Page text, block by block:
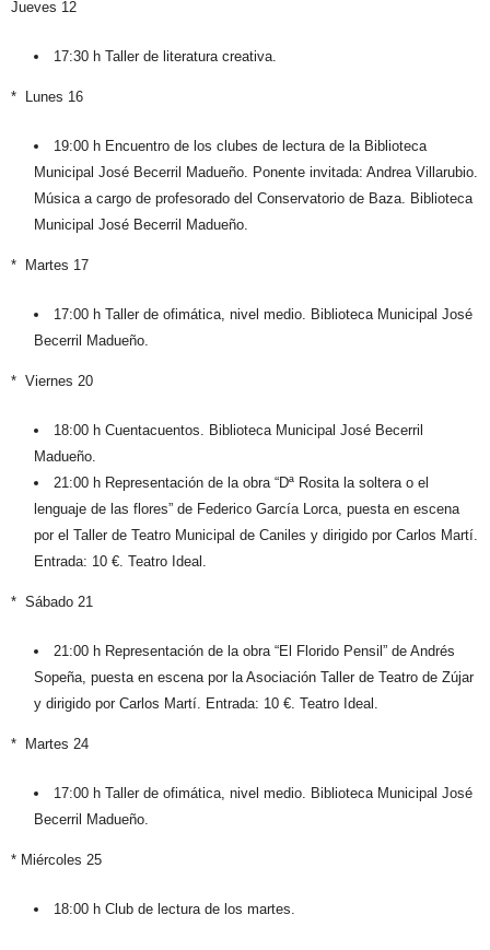
Jueves 12
17:30 h Taller de literatura creativa.
* Lunes 16
19:00 h Encuentro de los clubes de lectura de la Biblioteca
Municipal José Becerril Madueño. Ponente invitada: Andrea Villarubio.
Música a cargo de profesorado del Conservatorio de Baza. Biblioteca
Municipal José Becerril Madueño.
* Martes 17
17:00 h Taller de ofimática, nivel medio. Biblioteca Municipal José
Becerril Madueño.
* Viernes 20
18:00 h Cuentacuentos. Biblioteca Municipal José Becerril
Madueño.
21:00 h Representación de la obra “Dª Rosita la soltera o el
lenguaje de las flores” de Federico García Lorca, puesta en escena
por el Taller de Teatro Municipal de Caniles y dirigido por Carlos Martí.
Entrada: 10 €. Teatro Ideal.
* Sábado 21
21:00 h Representación de la obra “El Florido Pensil” de Andrés
Sopeña, puesta en escena por la Asociación Taller de Teatro de Zújar
y dirigido por Carlos Martí. Entrada: 10 €. Teatro Ideal.
* Martes 24
17:00 h Taller de ofimática, nivel medio. Biblioteca Municipal José
Becerril Madueño.
* Miércoles 25
18:00 h Club de lectura de los martes.